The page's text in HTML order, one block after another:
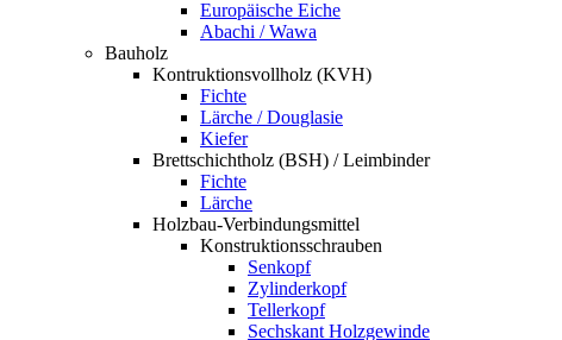
Europäische Eiche
Abachi / Wawa
Bauholz
Kontruktionsvollholz (KVH)
Fichte
Lärche / Douglasie
Kiefer
Brettschichtholz (BSH) / Leimbinder
Fichte
Lärche
Holzbau-Verbindungsmittel
Konstruktionsschrauben
Senkopf
Zylinderkopf
Tellerkopf
Sechskant Holzgewinde